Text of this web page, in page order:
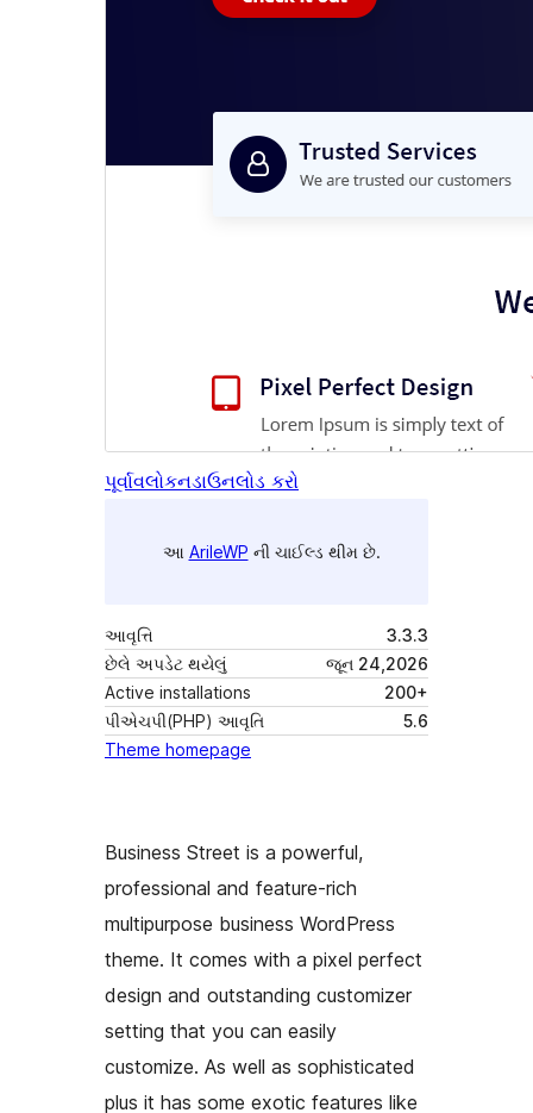
પૂર્વાવલોકનડાઉનલોડ કરો
આ ArileWP ની ચાઈલ્ડ થીમ છે.
આવૃત્તિ
3.3.3
છેલે અપડેટ થયેલું
જૂન 24,2026
Active installations
200+
પીએચપી(PHP) આવૃતિ
5.6
Theme homepage
Business Street is a powerful,
professional and feature-rich
multipurpose business WordPress
theme. It comes with a pixel perfect
design and outstanding customizer
setting that you can easily
customize. As well as sophisticated
plus it has some exotic features like